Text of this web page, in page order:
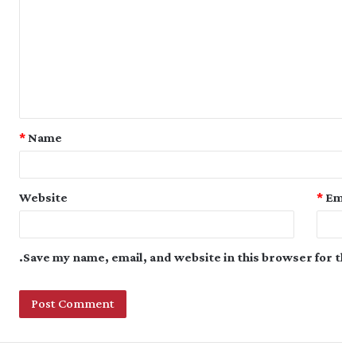
Name
*
*
Website
Save my name, email, and website in this browser for